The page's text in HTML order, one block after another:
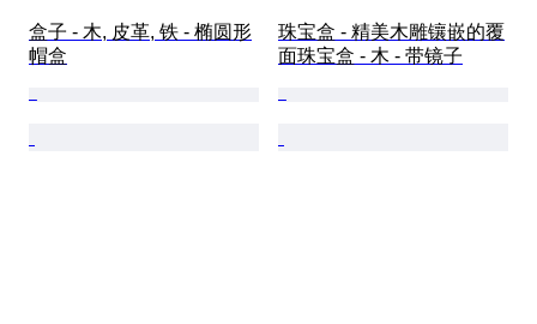
盒子 - 木, 皮革, 铁 - 椭圆形
帽盒
珠宝盒 - 精美木雕镶嵌的覆
面珠宝盒 - 木 - 带镜子